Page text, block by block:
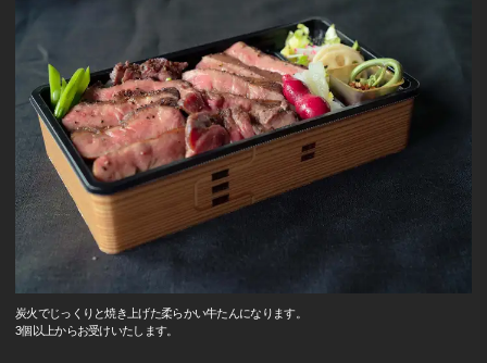
炭火でじっくりと焼き上げた柔らかい牛たんになります。
3個以上からお受けいたします。